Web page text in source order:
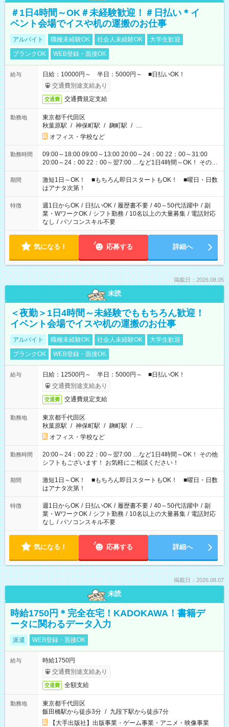
＃1日4時間～OK＃未経験歓迎！＃日払い＊イ
ベント会場でイスや机の運搬のお仕事
アルバイト 職種未経験OK 社会人未経験OK
大学生歓迎
ブランクOK
WEB登録・面接OK
給与
日給：10000円～ 半日：5000円～ ■日払いOK！
交通費別途支給あり
交通費 交通費規定支給
勤務地
東京都千代田区
秋葉原駅 / 神保町駅 / 麹町駅 / …
オフィス・学校など
勤務時間
09:00～18:00 09:00～13:00 20:00～24：00 22：00～31:00
20:00～24：00 22：00～翌7:00 …など1日4時間～OK！ その他
シフトもございます！ お気軽にご相談ください！
期間
激短1日～OK！ ■もちろん即日スタートもOK！ ■曜日・日数
はアナタ次第！
特徴 週1日からOK / 日払いOK / 履歴書不要 / 40～50代活躍中 / 副
業・WワークOK / シフト勤務 / 10名以上の大量募集 / 電話対応
なし / パソコンスキル不要
気になる！ 応募する 詳細へ
掲載日：2026.08.05
未読
＜夜勤＞1日4時間～未経験でももちろん歓迎！
イベント会場でイスや机の運搬のお仕事
アルバイト 職種未経験OK 社会人未経験OK
大学生歓迎
ブランクOK
WEB登録・面接OK
給与
日給：12500円～ 半日：5000円～ ■日払いOK！
交通費別途支給あり
交通費 交通費規定支給
勤務地
東京都千代田区
秋葉原駅 / 神保町駅 / 麹町駅 / …
オフィス・学校など
勤務時間
20:00～24：00 22：00～翌7:00 …など1日4時間～OK！ その他
シフトもございます！ お気軽にご相談ください！
期間
激短1日～OK！ ■もちろん即日スタートもOK！ ■曜日・日数
はアナタ次第！
特徴 週1日からOK / 日払いOK / 履歴書不要 / 40～50代活躍中 / 副
業・WワークOK / シフト勤務 / 10名以上の大量募集 / 電話対応
なし / パソコンスキル不要
気になる！ 応募する 詳細へ
掲載日：2026.08.07
未読
時給1750円＊完全在宅！KADOKAWA！書籍デ
ータに関わるデータ入力
派遣 WEB登録・面接OK
給与
時給1750円
交通費別途支給あり
交通費 全額支給
勤務地
東京都千代田区
飯田橋駅から徒歩3分 / 九段下駅から徒歩7分
【大手出版社】出版事業・ゲーム事業・アニメ・映像事業